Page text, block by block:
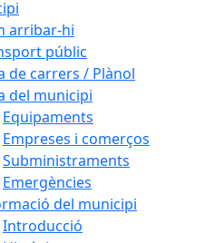
arribar-hi
públic
de carrers / Plànol
del municipi
Equipaments
Empreses i comerços
Subministraments
Emergències
del municipi
Introducció